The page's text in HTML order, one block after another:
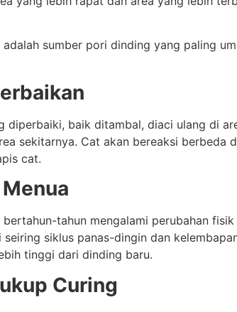
sumber pori dinding yang paling
diperbaiki, baik ditambal, diaci ulang di
sekitarnya. Cat akan bereaksi berbeda
cat.
tahun mengalami perubahan
siklus panas-dingin dan
tinggi dari dinding baru.
Curing